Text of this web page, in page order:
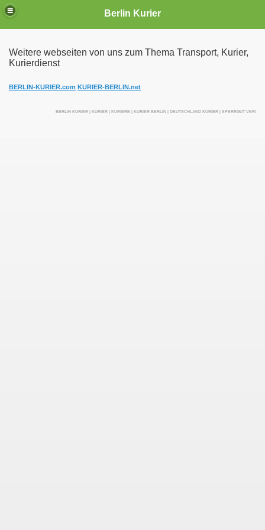
Berlin Kurier
Weitere webseiten von uns zum Thema Transport, Kurier,
Kurierdienst
BERLIN-KURIER.com KURIER-BERLIN.net
BERLIN KURIER | KURIER | KURIERE | KURIER BERLIN | DEUTSCHLAND KURIER | SPERRGUT